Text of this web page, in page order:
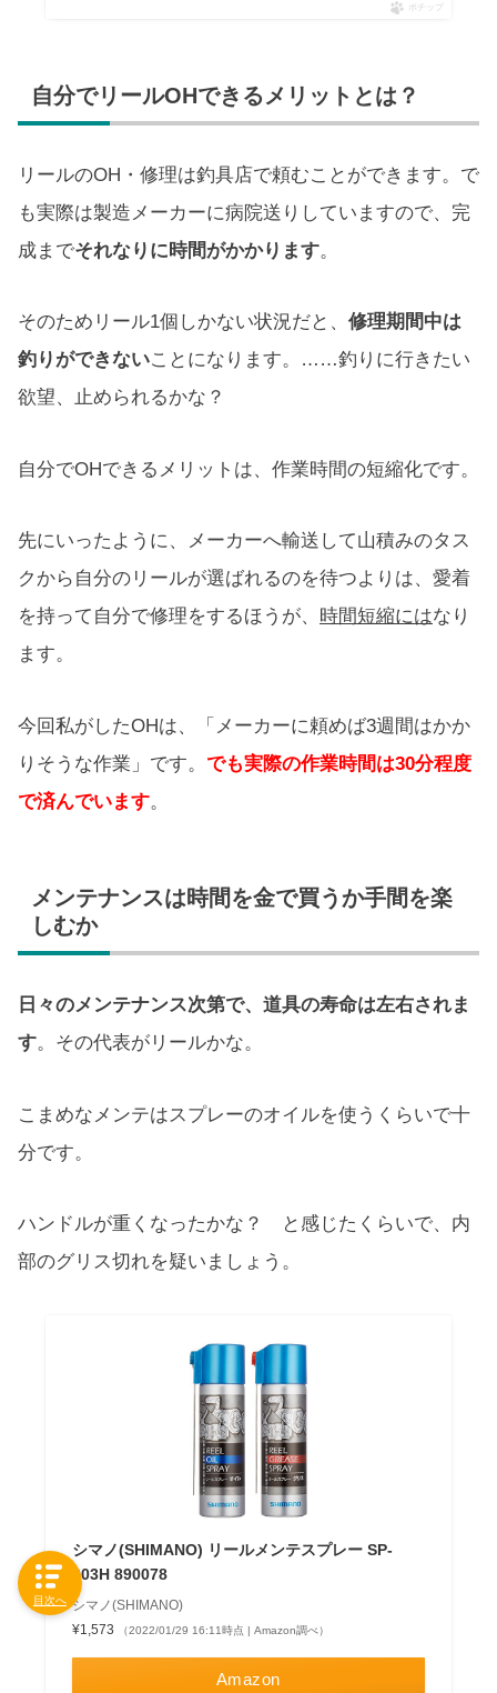
ポチップ
自分でリールOHできるメリットとは？
リールのOH・修理は釣具店で頼むことができます。で
も実際は製造メーカーに病院送りしていますので、完
成までそれなりに時間がかかります。
そのためリール1個しかない状況だと、 修理期間中は
釣りができないことになります。……釣りに行きたい
欲望、止められるかな？
自分でOHできるメリットは、作業時間の短縮化です。
先にいったように、メーカーへ輸送して山積みのタス
クから自分のリールが選ばれるのを待つよりは、愛着
を持って自分で修理をするほうが、 時間短縮にはなり
ます。
今回私がしたOHは、「メーカーに頼めば3週間はかか
りそうな作業」です。 でも実際の作業時間は30分程度
で済んでいます。
メンテナンスは時間を金で買うか手間を楽
しむか
日々のメンテナンス次第で、道具の寿命は左右されま
す。その代表がリールかな。
こまめなメンテはスプレーのオイルを使うくらいで十
分です。
ハンドルが重くなったかな？ と感じたくらいで、内
部のグリス切れを疑いましょう。
シマノ(SHIMANO) リールメンテスプレー SP-
003H 890078
シマノ(SHIMANO)
¥1,573
（2022/01/29 16:11時点 | Amazon調べ）
Amazon
目次へ